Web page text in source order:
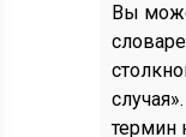
Вы
термин